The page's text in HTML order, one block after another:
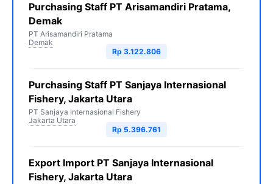
Purchasing Staff PT Arisamandiri Pratama,
Demak
PT Arisamandiri Pratama
Demak
Rp 3.122.806
Purchasing Staff PT Sanjaya Internasional
Fishery, Jakarta Utara
PT Sanjaya Internasional Fishery
Jakarta Utara
Rp 5.396.761
Export Import PT Sanjaya Internasional
Fishery, Jakarta Utara